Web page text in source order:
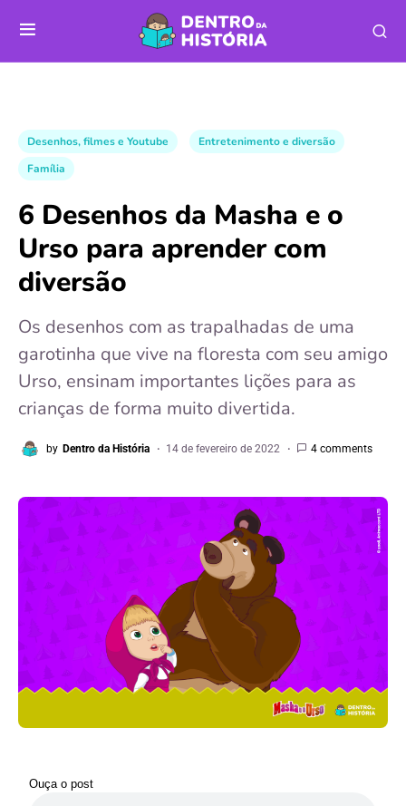
Desenhos, filmes e Youtube
Entretenimento e diversão
Família
6 Desenhos da Masha e o
Urso para aprender com
diversão
Os desenhos com as trapalhadas de uma
garotinha que vive na floresta com seu amigo
Urso, ensinam importantes lições para as
crianças de forma muito divertida.
by Dentro da História 14 de fevereiro de 2022 4 comments
Ouça o post